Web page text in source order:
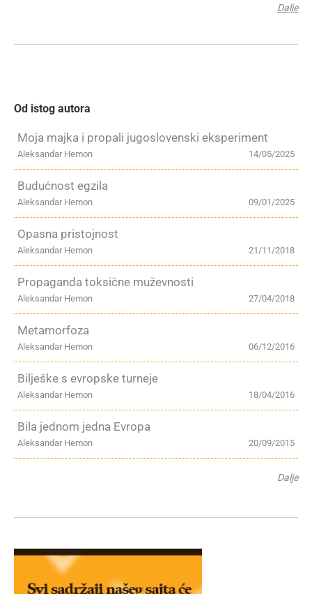
Dalje
Od istog autora
Moja majka i propali jugoslovenski eksperiment
14/05/2025
Aleksandar Hemon
Budućnost egzila
09/01/2025
Aleksandar Hemon
Opasna pristojnost
21/11/2018
Aleksandar Hemon
Propaganda toksične muževnosti
27/04/2018
Aleksandar Hemon
Metamorfoza
06/12/2016
Aleksandar Hemon
Bilješke s evropske turneje
18/04/2016
Aleksandar Hemon
Bila jednom jedna Evropa
20/09/2015
Aleksandar Hemon
Dalje